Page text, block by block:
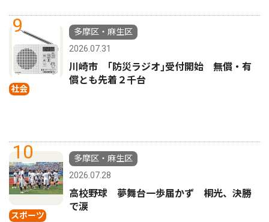
9
社会
多摩区・麻生区
2026.07.31
川崎市 ｢防災ラジオ｣受付開始 無償・有
償とも先着２千台
10
スポーツ
多摩区・麻生区
2026.07.28
高校野球 夢舞台一歩届かず 桐光、決勝
で涙